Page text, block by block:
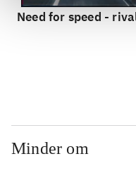
Need for speed -
Minder om